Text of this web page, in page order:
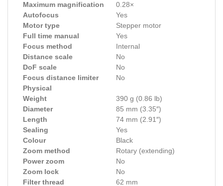
Maximum magnification
0.28×
Autofocus
Yes
Motor type
Stepper motor
Full time manual
Yes
Focus method
Internal
Distance scale
No
DoF scale
No
Focus distance limiter
No
Physical
Weight
390 g (0.86 lb)
Diameter
85 mm (3.35″)
Length
74 mm (2.91″)
Sealing
Yes
Colour
Black
Zoom method
Rotary (extending)
Power zoom
No
Zoom lock
No
Filter thread
62 mm